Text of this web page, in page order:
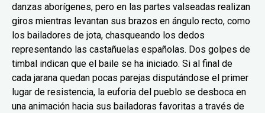
danzas aborígenes, pero en las partes valseadas realizan
giros mientras levantan sus brazos en ángulo recto, como
los bailadores de jota, chasqueando los dedos
representando las castañuelas españolas. Dos golpes de
timbal indican que el baile se ha iniciado. Si al final de
cada jarana quedan pocas parejas disputándose el primer
lugar de resistencia, la euforia del pueblo se desboca en
una animación hacia sus bailadoras favoritas a través de